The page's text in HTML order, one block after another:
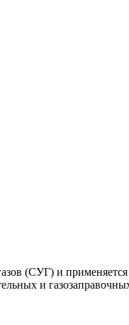
(СУГ) и применяется
и